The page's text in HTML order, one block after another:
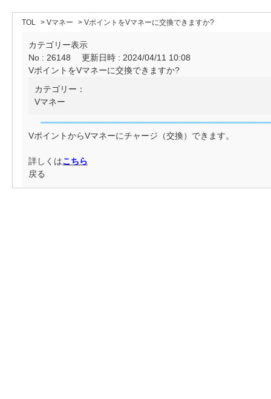
TOL > Vマネー > VポイントをVマネーに交換できますか?
カテゴリー表示
No : 26148
更新日時 : 2024/04/11 10:08
VポイントをVマネーに交換できますか?
カテゴリー：
Vマネー
VポイントからVマネーにチャージ（交換）できます。
詳しくはこちら
戻る